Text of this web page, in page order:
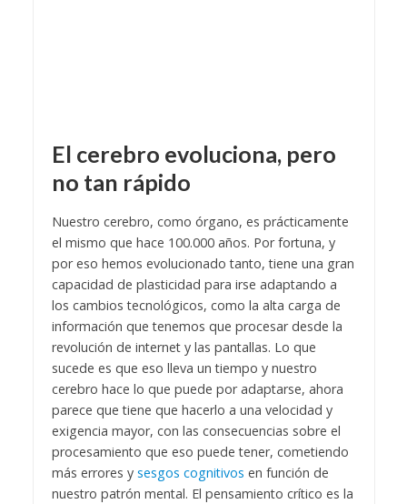
El cerebro evoluciona, pero
no tan rápido
Nuestro cerebro, como órgano, es prácticamente
el mismo que hace 100.000 años. Por fortuna, y
por eso hemos evolucionado tanto, tiene una gran
capacidad de plasticidad para irse adaptando a
los cambios tecnológicos, como la alta carga de
información que tenemos que procesar desde la
revolución de internet y las pantallas. Lo que
sucede es que eso lleva un tiempo y nuestro
cerebro hace lo que puede por adaptarse, ahora
parece que tiene que hacerlo a una velocidad y
exigencia mayor, con las consecuencias sobre el
procesamiento que eso puede tener, cometiendo
más errores y sesgos cognitivos en función de
nuestro patrón mental. El pensamiento crítico es la